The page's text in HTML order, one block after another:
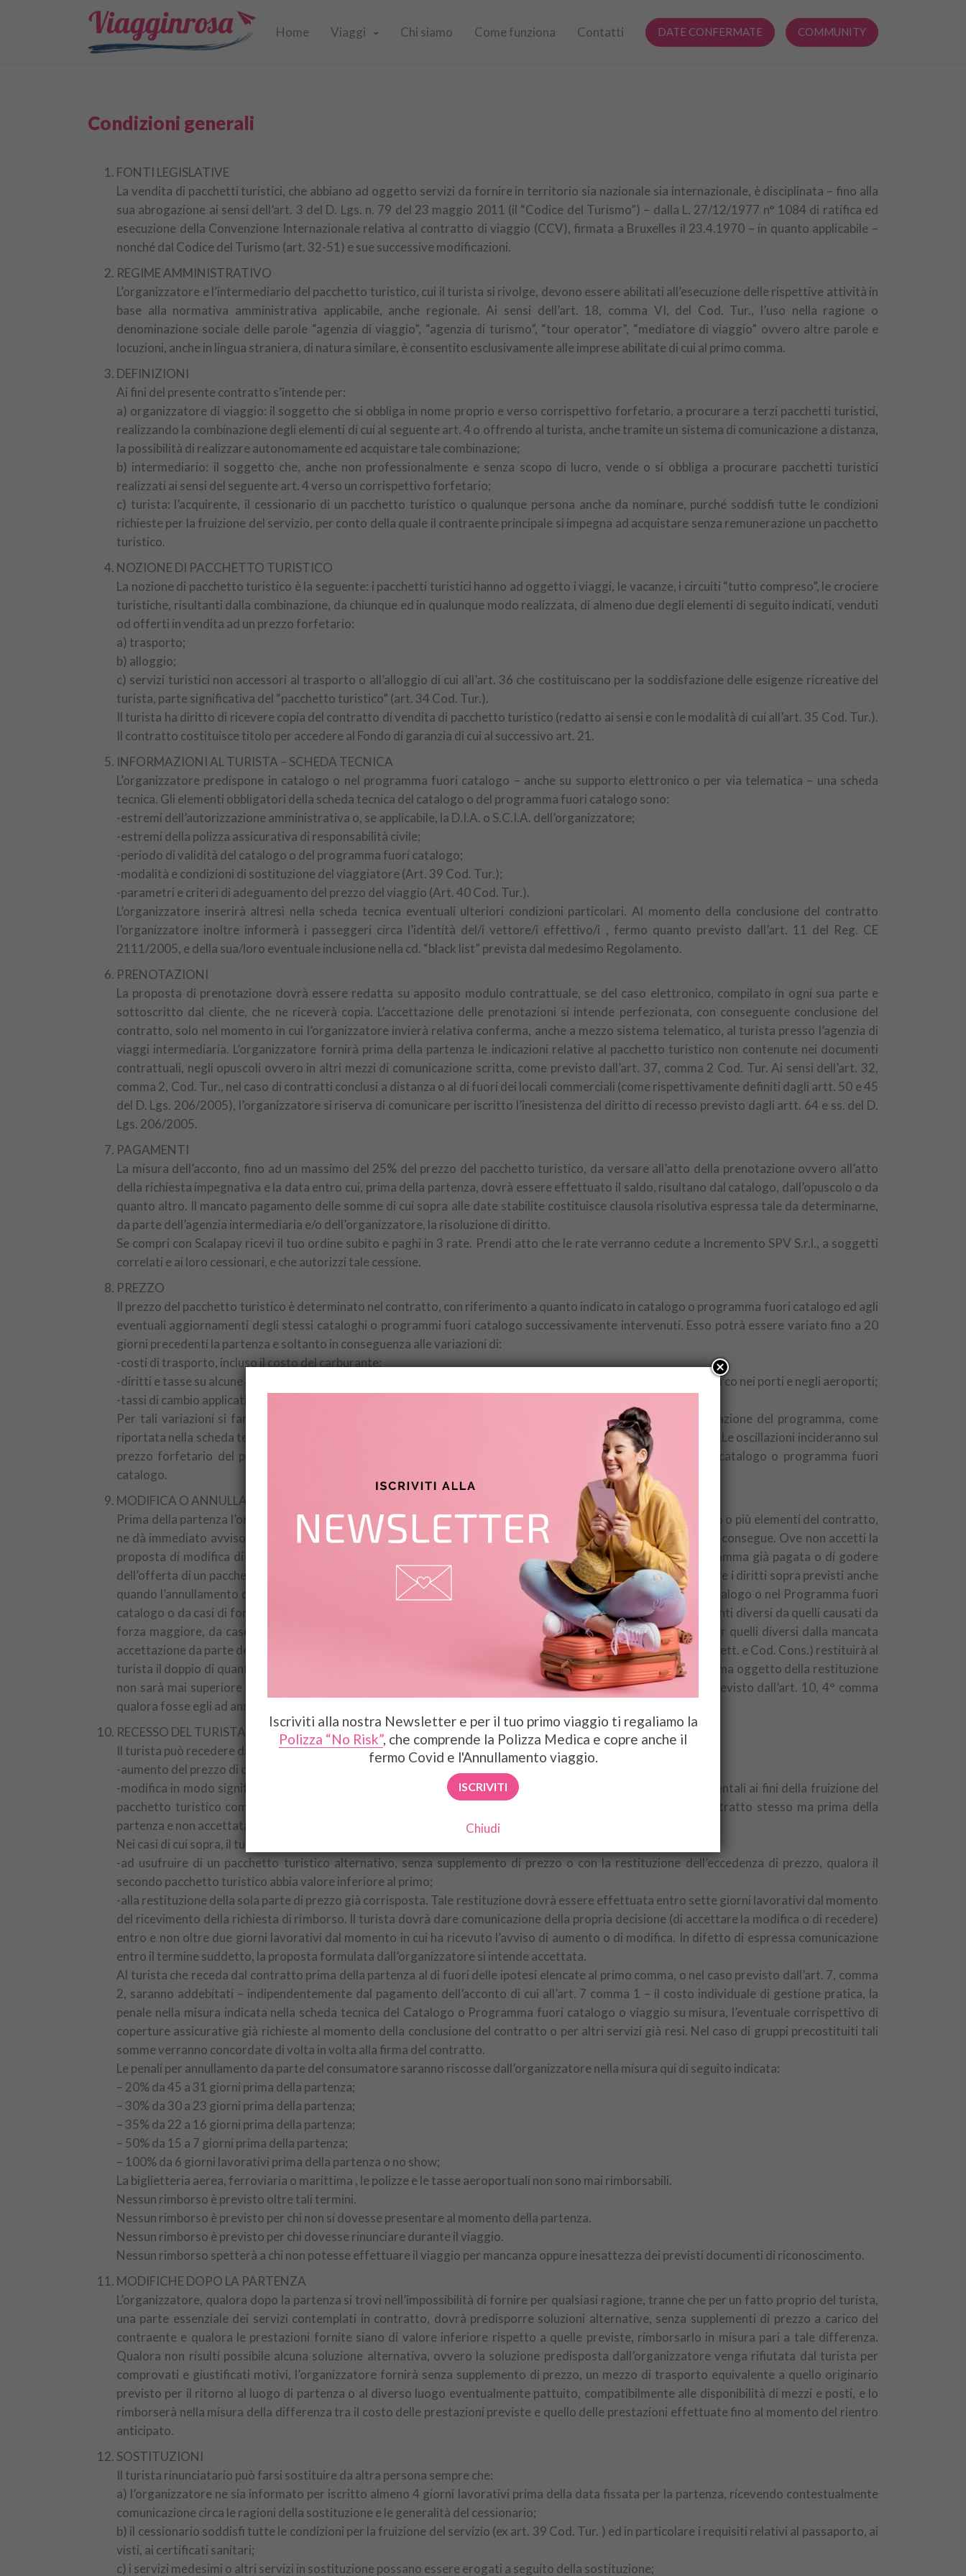
Home Viaggi Chi siamo Come funziona Contatti DATE CONFERMATE COMMUNITY
Condizioni generali
FONTI LEGISLATIVE
La vendita di pacchetti turistici, che abbiano ad oggetto servizi da fornire in territorio sia nazionale sia internazionale, è disciplinata – fino alla
sua abrogazione ai sensi dell’art. 3 del D. Lgs. n. 79 del 23 maggio 2011 (il “Codice del Turismo”) – dalla L. 27/12/1977 n° 1084 di ratifica ed
esecuzione della Convenzione Internazionale relativa al contratto di viaggio (CCV), firmata a Bruxelles il 23.4.1970 – in quanto applicabile –
nonché dal Codice del Turismo (art. 32-51) e sue successive modificazioni.
REGIME AMMINISTRATIVO
L’organizzatore e l’intermediario del pacchetto turistico, cui il turista si rivolge, devono essere abilitati all’esecuzione delle rispettive attività in
base alla normativa amministrativa applicabile, anche regionale. Ai sensi dell’art. 18, comma VI, del Cod. Tur., l’uso nella ragione o
denominazione sociale delle parole “agenzia di viaggio”, “agenzia di turismo”, “tour operator”, “mediatore di viaggio” ovvero altre parole e
locuzioni, anche in lingua straniera, di natura similare, è consentito esclusivamente alle imprese abilitate di cui al primo comma.
DEFINIZIONI
Ai fini del presente contratto s’intende per:
a) organizzatore di viaggio: il soggetto che si obbliga in nome proprio e verso corrispettivo forfetario, a procurare a terzi pacchetti turistici,
realizzando la combinazione degli elementi di cui al seguente art. 4 o offrendo al turista, anche tramite un sistema di comunicazione a distanza,
la possibilità di realizzare autonomamente ed acquistare tale combinazione;
b) intermediario: il soggetto che, anche non professionalmente e senza scopo di lucro, vende o si obbliga a procurare pacchetti turistici
realizzati ai sensi del seguente art. 4 verso un corrispettivo forfetario;
c) turista: l’acquirente, il cessionario di un pacchetto turistico o qualunque persona anche da nominare, purché soddisfi tutte le condizioni
richieste per la fruizione del servizio, per conto della quale il contraente principale si impegna ad acquistare senza remunerazione un pacchetto
turistico.
NOZIONE DI PACCHETTO TURISTICO
La nozione di pacchetto turistico è la seguente: i pacchetti turistici hanno ad oggetto i viaggi, le vacanze, i circuiti “tutto compreso”, le crociere
turistiche, risultanti dalla combinazione, da chiunque ed in qualunque modo realizzata, di almeno due degli elementi di seguito indicati, venduti
od offerti in vendita ad un prezzo forfetario:
a) trasporto;
b) alloggio;
c) servizi turistici non accessori al trasporto o all’alloggio di cui all’art. 36 che costituiscano per la soddisfazione delle esigenze ricreative del
turista, parte significativa del “pacchetto turistico” (art. 34 Cod. Tur.).
Il turista ha diritto di ricevere copia del contratto di vendita di pacchetto turistico (redatto ai sensi e con le modalità di cui all’art. 35 Cod. Tur.).
Il contratto costituisce titolo per accedere al Fondo di garanzia di cui al successivo art. 21.
INFORMAZIONI AL TURISTA – SCHEDA TECNICA
L’organizzatore predispone in catalogo o nel programma fuori catalogo – anche su supporto elettronico o per via telematica – una scheda
tecnica. Gli elementi obbligatori della scheda tecnica del catalogo o del programma fuori catalogo sono:
-estremi dell’autorizzazione amministrativa o, se applicabile, la D.I.A. o S.C.I.A. dell’organizzatore;
-estremi della polizza assicurativa di responsabilità civile;
-periodo di validità del catalogo o del programma fuori catalogo;
-modalità e condizioni di sostituzione del viaggiatore (Art. 39 Cod. Tur.);
-parametri e criteri di adeguamento del prezzo del viaggio (Art. 40 Cod. Tur.).
L’organizzatore inserirà altresì nella scheda tecnica eventuali ulteriori condizioni particolari. Al momento della conclusione del contratto
l’organizzatore inoltre informerà i passeggeri circa l’identità del/i vettore/i effettivo/i , fermo quanto previsto dall’art. 11 del Reg. CE
2111/2005, e della sua/loro eventuale inclusione nella cd. “black list” prevista dal medesimo Regolamento.
PRENOTAZIONI
La proposta di prenotazione dovrà essere redatta su apposito modulo contrattuale, se del caso elettronico, compilato in ogni sua parte e
sottoscritto dal cliente, che ne riceverà copia. L’accettazione delle prenotazioni si intende perfezionata, con conseguente conclusione del
contratto, solo nel momento in cui l’organizzatore invierà relativa conferma, anche a mezzo sistema telematico, al turista presso l’agenzia di
viaggi intermediaria. L’organizzatore fornirà prima della partenza le indicazioni relative al pacchetto turistico non contenute nei documenti
contrattuali, negli opuscoli ovvero in altri mezzi di comunicazione scritta, come previsto dall’art. 37, comma 2 Cod. Tur. Ai sensi dell’art. 32,
comma 2, Cod. Tur., nel caso di contratti conclusi a distanza o al di fuori dei locali commerciali (come rispettivamente definiti dagli artt. 50 e 45
del D. Lgs. 206/2005), l’organizzatore si riserva di comunicare per iscritto l’inesistenza del diritto di recesso previsto dagli artt. 64 e ss. del D.
Lgs. 206/2005.
PAGAMENTI
La misura dell’acconto, fino ad un massimo del 25% del prezzo del pacchetto turistico, da versare all’atto della prenotazione ovvero all’atto
della richiesta impegnativa e la data entro cui, prima della partenza, dovrà essere effettuato il saldo, risultano dal catalogo, dall’opuscolo o da
quanto altro. Il mancato pagamento delle somme di cui sopra alle date stabilite costituisce clausola risolutiva espressa tale da determinarne,
da parte dell’agenzia intermediaria e/o dell’organizzatore, la risoluzione di diritto.
Se compri con Scalapay ricevi il tuo ordine subito e paghi in 3 rate. Prendi atto che le rate verranno cedute a Incremento SPV S.r.l., a soggetti
correlati e ai loro cessionari, e che autorizzi tale cessione.
PREZZO
Il prezzo del pacchetto turistico è determinato nel contratto, con riferimento a quanto indicato in catalogo o programma fuori catalogo ed agli
eventuali aggiornamenti degli stessi cataloghi o programmi fuori catalogo successivamente intervenuti. Esso potrà essere variato fino a 20
giorni precedenti la partenza e soltanto in conseguenza alle variazioni di:
-costi di trasporto, incluso il costo del carburante;
-diritti e tasse su alcune tipologie di servizi turistici quali imposte, tasse o diritti di atterraggio, di sbarco o di imbarco nei porti e negli aeroporti;
-tassi di cambio applicati al pacchetto in questione.
Per tali variazioni si farà riferimento al corso dei cambi ed ai costi di cui sopra in vigore alla data di pubblicazione del programma, come
riportata nella scheda tecnica del catalogo, ovvero alla data riportata negli eventuali aggiornamenti di cui sopra. Le oscillazioni incideranno sul
prezzo forfetario del pacchetto turistico nella percentuale espressamente indicata nella scheda tecnica del catalogo o programma fuori
catalogo.
MODIFICA O ANNULLAMENTO DEL PACCHETTO TURISTICO PRIMA DELLA PARTENZA
Prima della partenza l’organizzatore o l’intermediario che abbia necessità di modificare in modo significativo uno o più elementi del contratto,
ne dà immediato avviso in forma scritta al turista, indicando il tipo di modifica e la variazione del prezzo che ne consegue. Ove non accetti la
proposta di modifica di cui al comma 1, il turista potrà esercitare alternativamente il diritto di riacquisire la somma già pagata o di godere
dell’offerta di un pacchetto turistico sostituivo ai sensi del 2° e 3° comma dell’articolo 10. Il turista può esercitare i diritti sopra previsti anche
quando l’annullamento dipenda dal mancato raggiungimento del numero minimo di partecipanti previsto nel Catalogo o nel Programma fuori
catalogo o da casi di forza maggiore e caso fortuito, relativi al pacchetto turistico acquistato. Per gli annullamenti diversi da quelli causati da
forza maggiore, da caso fortuito e da mancato raggiungimento del numero minimo di partecipanti, nonché per quelli diversi dalla mancata
accettazione da parte del turista del pacchetto turistico alternativo offerto, l’organizzatore che annulla, (Art. 33 lett. e Cod. Cons.) restituirà al
turista il doppio di quanto dallo stesso pagato e incassato dall’organizzatore, tramite ‘agente di viaggio. La somma oggetto della restituzione
non sarà mai superiore al doppio degli importi di cui il turista sarebbe in pari data debitore secondo quanto previsto dall’art. 10, 4° comma
qualora fosse egli ad annullare.
RECESSO DEL TURISTA
Il turista può recedere dal contratto, senza pagare penali, nelle seguenti ipotesi:
-aumento del prezzo di cui al precedente art. 8 in misura eccedente il 10%;
-modifica in modo significativo di uno o più elementi del contratto oggettivamente configurabili come fondamentali ai fini della fruizione del
pacchetto turistico complessivamente considerato e proposta dall’organizzatore dopo la conclusione del contratto stesso ma prima della
partenza e non accettata dal turista.
Nei casi di cui sopra, il turista ha alternativamente diritto:
-ad usufruire di un pacchetto turistico alternativo, senza supplemento di prezzo o con la restituzione dell’eccedenza di prezzo, qualora il
secondo pacchetto turistico abbia valore inferiore al primo;
-alla restituzione della sola parte di prezzo già corrisposta. Tale restituzione dovrà essere effettuata entro sette giorni lavorativi dal momento
del ricevimento della richiesta di rimborso. Il turista dovrà dare comunicazione della propria decisione (di accettare la modifica o di recedere)
entro e non oltre due giorni lavorativi dal momento in cui ha ricevuto l’avviso di aumento o di modifica. In difetto di espressa comunicazione
entro il termine suddetto, la proposta formulata dall’organizzatore si intende accettata.
Al turista che receda dal contratto prima della partenza al di fuori delle ipotesi elencate al primo comma, o nel caso previsto dall’art. 7, comma
2, saranno addebitati – indipendentemente dal pagamento dell’acconto di cui all’art. 7 comma 1 – il costo individuale di gestione pratica, la
penale nella misura indicata nella scheda tecnica del Catalogo o Programma fuori catalogo o viaggio su misura, l’eventuale corrispettivo di
coperture assicurative già richieste al momento della conclusione del contratto o per altri servizi già resi. Nel caso di gruppi precostituiti tali
somme verranno concordate di volta in volta alla firma del contratto.
Le penali per annullamento da parte del consumatore saranno riscosse dall’organizzatore nella misura qui di seguito indicata:
– 20% da 45 a 31 giorni prima della partenza;
– 30% da 30 a 23 giorni prima della partenza;
– 35% da 22 a 16 giorni prima della partenza;
– 50% da 15 a 7 giorni prima della partenza;
– 100% da 6 giorni lavorativi prima della partenza o no show;
La biglietteria aerea, ferroviaria o marittima , le polizze e le tasse aeroportuali non sono mai rimborsabili.
Nessun rimborso è previsto oltre tali termini.
Nessun rimborso è previsto per chi non si dovesse presentare al momento della partenza.
Nessun rimborso è previsto per chi dovesse rinunciare durante il viaggio.
Nessun rimborso spetterà a chi non potesse effettuare il viaggio per mancanza oppure inesattezza dei previsti documenti di riconoscimento.
MODIFICHE DOPO LA PARTENZA
L’organizzatore, qualora dopo la partenza si trovi nell’impossibilità di fornire per qualsiasi ragione, tranne che per un fatto proprio del turista,
una parte essenziale dei servizi contemplati in contratto, dovrà predisporre soluzioni alternative, senza supplementi di prezzo a carico del
contraente e qualora le prestazioni fornite siano di valore inferiore rispetto a quelle previste, rimborsarlo in misura pari a tale differenza.
Qualora non risulti possibile alcuna soluzione alternativa, ovvero la soluzione predisposta dall’organizzatore venga rifiutata dal turista per
comprovati e giustificati motivi, l’organizzatore fornirà senza supplemento di prezzo, un mezzo di trasporto equivalente a quello originario
previsto per il ritorno al luogo di partenza o al diverso luogo eventualmente pattuito, compatibilmente alle disponibilità di mezzi e posti, e lo
rimborserà nella misura della differenza tra il costo delle prestazioni previste e quello delle prestazioni effettuate fino al momento del rientro
anticipato.
SOSTITUZIONI
Il turista rinunciatario può farsi sostituire da altra persona sempre che:
a) l’organizzatore ne sia informato per iscritto almeno 4 giorni lavorativi prima della data fissata per la partenza, ricevendo contestualmente
comunicazione circa le ragioni della sostituzione e le generalità del cessionario;
b) il cessionario soddisfi tutte le condizioni per la fruizione del servizio (ex art. 39 Cod. Tur. ) ed in particolare i requisiti relativi al passaporto, ai
visti, ai certificati sanitari;
c) i servizi medesimi o altri servizi in sostituzione possano essere erogati a seguito della sostituzione;
Iscriviti alla nostra Newsletter e per il tuo primo viaggio ti regaliamo la
Polizza “No Risk”, che comprende la Polizza Medica e copre anche il
fermo Covid e l'Annullamento viaggio.
ISCRIVITI
Chiudi